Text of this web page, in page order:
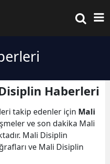
Haberleri
takip edenler için Mali
ve son dakika Mali
Mali Disiplin
ve Mali Disiplin